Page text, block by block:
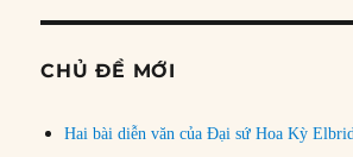
CHỦ ĐỀ MỚI
Hai bài diễn văn của Đại sứ Hoa Kỳ